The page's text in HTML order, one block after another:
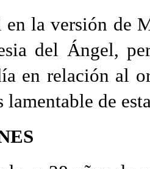
la versión de
del Ángel,
en relación al
lamentable de